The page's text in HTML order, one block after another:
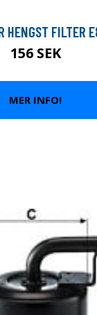
HENGST FILTER
156 SEK
MER INFO!